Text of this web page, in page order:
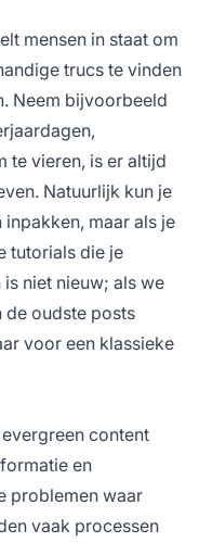
mensen in staat om
trucs te vinden
Neem bijvoorbeeld
te vieren, is er altijd
Natuurlijk kun je
maar als je
tutorials die je
niet nieuw; als we
de oudste posts
voor een klassieke
content
en
problemen waar
vaak processen